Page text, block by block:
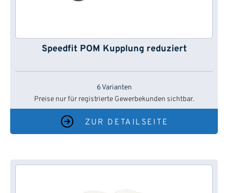
Speedfit POM Kupplung reduziert
6 Varianten
Preise nur für registrierte Gewerbekunden sichtbar.
ZUR DETAILSEITE